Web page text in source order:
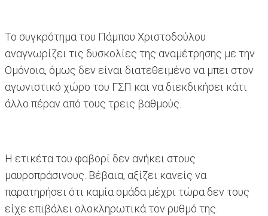
Το συγκρότημα του Πάμπου Χριστοδούλου
αναγνωρίζει τις δυσκολίες της αναμέτρησης με την
Ομόνοια, όμως δεν είναι διατεθειμένο να μπει στον
αγωνιστικό χώρο του ΓΣΠ και να διεκδικήσει κάτι
άλλο πέραν από τους τρεις βαθμούς.
Η ετικέτα του φαβορί δεν ανήκει στους
μαυροπράσινους. Βέβαια, αξίζει κανείς να
παρατηρήσει ότι καμία ομάδα μέχρι τώρα δεν τους
είχε επιβάλει ολοκληρωτικά τον ρυθμό της.